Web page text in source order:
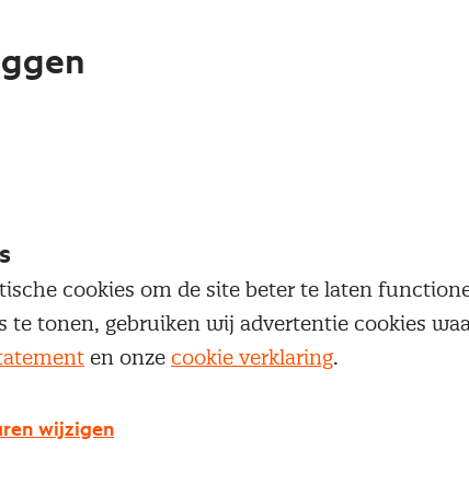
cookies om de site beter te laten
te tonen, gebruiken wij advertentie cookies
en onze cookie verklaring.
wijzigen